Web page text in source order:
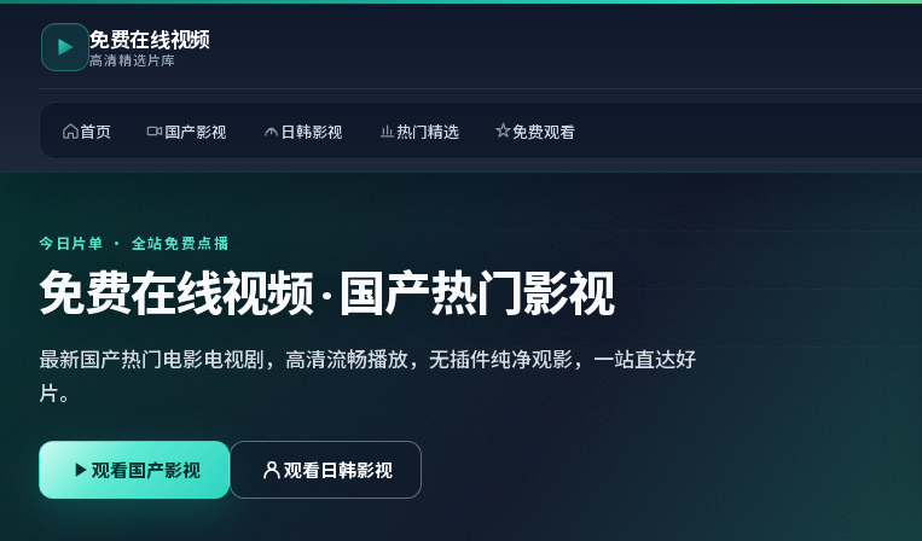
免费在线视频
高清精选片库
首页 国产影视 日韩影视 热门精选 免费观看
今日片单 · 全站免费点播
免费在线视频 · 国产热门影视
最新国产热门电影电视剧，高清流畅播放，无插件纯净观影，一站直达好
片。
观看国产影视 观看日韩影视